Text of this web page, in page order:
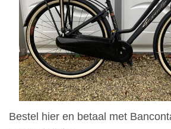
Bestel hier en betaal met